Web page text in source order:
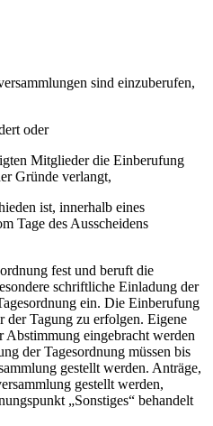
sind einzuberufen,
oder
Mitglieder die Einberufung
Gründe verlangt,
ist, innerhalb eines
Tage des Ausscheidens
fest und beruft die
schriftliche Einladung der
ein. Die Einberufung
der Tagung zu erfolgen. Eigene
eingebracht werden
der Tagesordnung müssen bis
gestellt werden. Anträge,
gestellt werden,
„Sonstiges“ behandelt